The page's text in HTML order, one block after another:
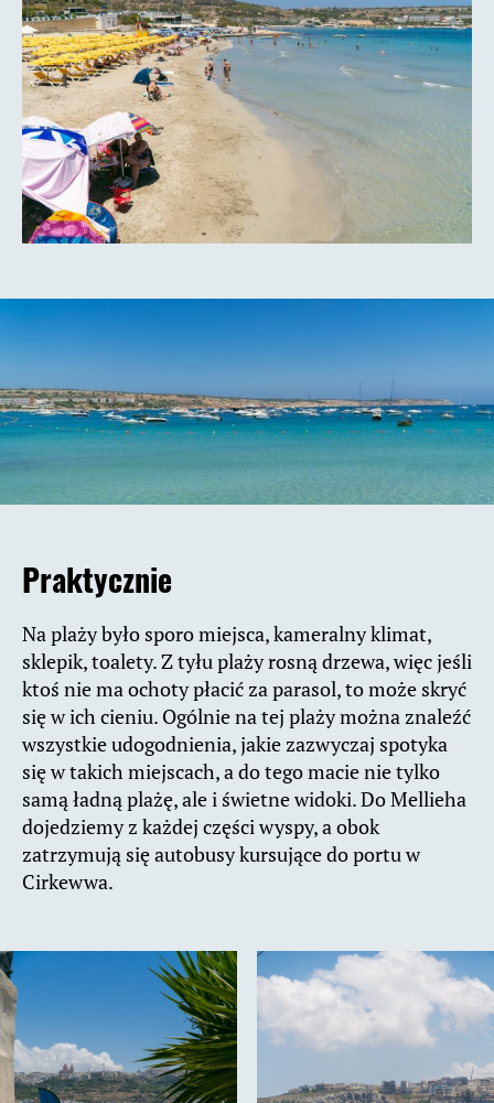
Praktycznie
Na plaży było sporo miejsca, kameralny klimat,
sklepik, toalety. Z tyłu plaży rosną drzewa, więc jeśli
ktoś nie ma ochoty płacić za parasol, to może skryć
się w ich cieniu. Ogólnie na tej plaży można znaleźć
wszystkie udogodnienia, jakie zazwyczaj spotyka
się w takich miejscach, a do tego macie nie tylko
samą ładną plażę, ale i świetne widoki. Do Mellieha
dojedziemy z każdej części wyspy, a obok
zatrzymują się autobusy kursujące do portu w
Cirkewwa.